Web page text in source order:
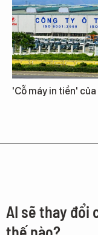
'Cỗ máy in tiền' của
AI sẽ thay đổi